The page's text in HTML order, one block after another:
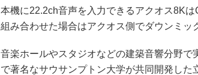
本機に22.2ch音声を入力できるアクオス8K
組み合わせた場合はアクオス側でダウンミッ
音楽ホールやスタジオなどの建築音響分野で
で著名なサウサンプトン大学が共同開発した